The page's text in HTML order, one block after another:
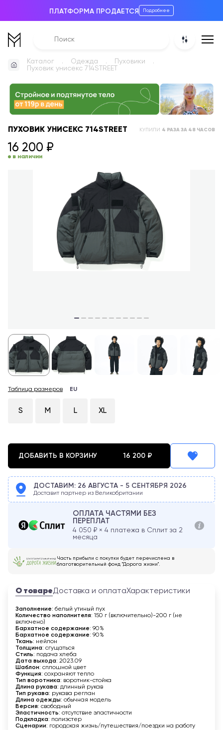
ПЛАТФОРМА ПРОДАЕТСЯ Подробнее
Каталог Одежда
Пуховики
Пуховик унисекс 714STREET
ПУХОВИК УНИСЕКС 714STREET КУПИЛИ 4 РАЗА ЗА 48 ЧАСОВ
16 200 ₽
в наличии
Таблица размеров EU
S M L XL
ДОБАВИТЬ В КОРЗИНУ 16 200 ₽
ДОСТАВИМ: 26 АВГУСТА - 5 СЕНТЯБРЯ 2026
Доставит партнер из Великобритании
ОПЛАТА ЧАСТЯМИ БЕЗ
ПЕРЕПЛАТ
4 050 ₽ × 4 платежа в Сплит за 2
месяца
Часть прибыли с покупки будет перечислена в
благотворительный фонд "Дорога жизни".
О товареДоставка и оплатаХарактеристики
Заполнение: белый утиный пух
Количество наполнителя: 150 г (включительно)-200 г (не
включено)
Бархатное содержание: 90%
Бархатное содержание: 90%
Ткань: нейлон
Толщина: сгущаться
Стиль: подача хлеба
Дата выхода: 2023.09
Шаблон: сплошной цвет
Функция: сохраняют тепло
Тип воротника: воротник-стойка
Длина рукава: длинный рукав
Тип рукава: рукава реглан
Длина одежды: обычная модель
Версия: свободный
Эластичность: отсутствие эластичности
Подкладка: полиэстер
Сценарии: городская жизнь/путешествия/поездки на работу